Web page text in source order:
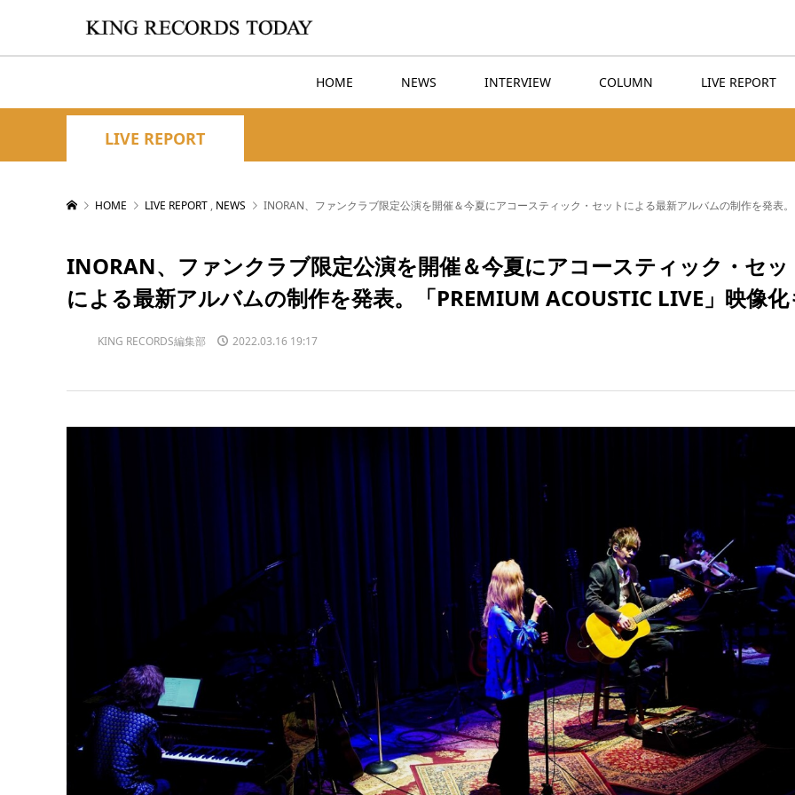
HOME NEWS INTERVIEW COLUMN LIVE REPORT
LIVE REPORT
HOME LIVE REPORT , NEWS INORAN、ファンクラブ限定公演を開催＆今夏にアコースティック・セットによる最新アルバムの制作を発表
INORAN、ファンクラブ限定公演を開催＆今夏にアコースティック・セッ
による最新アルバムの制作を発表。「PREMIUM ACOUSTIC LIVE」映像化
KING RECORDS編集部 2022.03.16 19:17